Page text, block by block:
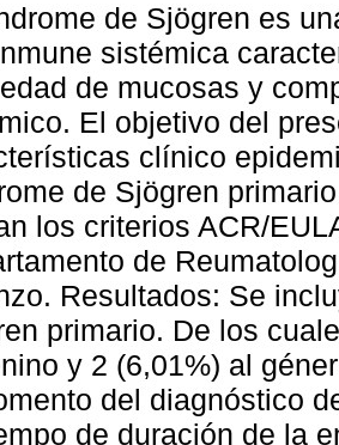
de Sjögren es
sistémica
de mucosas y
El objetivo del
clínico
de Sjögren
los criterios ACR/
de
Resultados: Se
primario. De los
y 2 (6,01%) al
del diagnóstico
de duración de la